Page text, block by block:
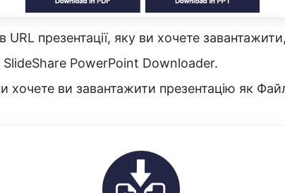
презентації, яку ви хочете завантажити,
SlideShare PowerPoint Downloader.
хочете ви завантажити презентацію як